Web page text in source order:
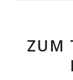
ZUM